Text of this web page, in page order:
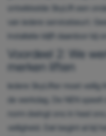
ontwikkelde SkyLift een
van iedere servicebeurt.
installatie blijft daardoor bij
Voordeel 2: We
merken liften
Iedere SkyLifter moet veilig
de werkdag. De NEN
norm dwingt ons in heel
veiligheid. Dat begint al bij